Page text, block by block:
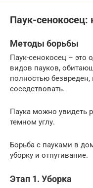
Паук-сенокосец:
Методы борьбы
Паук-сенокосец – это
видов пауков,
полностью безвреден,
соседствовать.
Паука можно увидеть
темном углу.
Борьба с пауками в
уборку и отпугивание.
Этап 1. Уборка